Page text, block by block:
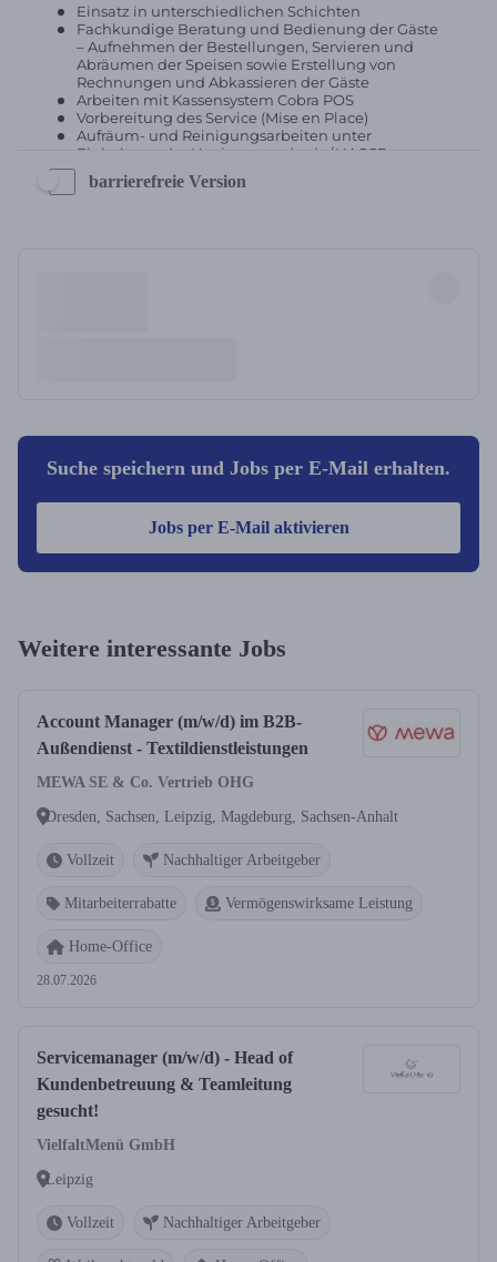
barrierefreie Version
Suche speichern und Jobs per E-Mail erhalten.
Jobs per E-Mail aktivieren
Weitere interessante Jobs
Account Manager (m/w/d) im B2B-
Außendienst - Textildienstleistungen
MEWA SE & Co. Vertrieb OHG
Dresden, Sachsen, Leipzig, Magdeburg, Sachsen-Anhalt
Vollzeit Nachhaltiger Arbeitgeber
Mitarbeiterrabatte Vermögenswirksame Leistung
Home-Office
28.07.2026
Servicemanager (m/w/d) - Head of
Kundenbetreuung & Teamleitung
gesucht!
VielfaltMenü GmbH
Leipzig
Vollzeit Nachhaltiger Arbeitgeber